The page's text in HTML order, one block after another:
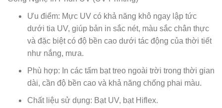
Ưu điểm: Mực UV có khả năng khô ngay lập tức
dưới tia UV, giúp bản in sắc nét, màu sắc chân thực
và đặc biệt có độ bền cao dưới tác động của thời tiết
như nắng, mưa.
Phù hợp: In các tấm bạt treo ngoài trời trong thời gian
dài, cần độ bền cao và khả năng chống phai màu.
Chất liệu sử dụng: Bạt UV, bạt Hiflex.